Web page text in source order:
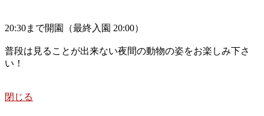
20:30まで開園（最終入園 20:00）
普段は見ることが出来ない夜間の動物の姿をお楽しみ下さ
い！
閉じる